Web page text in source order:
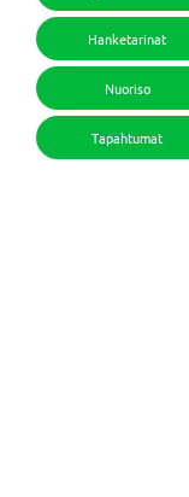
Hanketarinat
Nuoriso
Tapahtumat